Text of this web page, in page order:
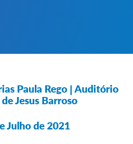
Paula Rego| Auditório
Jesus Barroso
Julho de 2021